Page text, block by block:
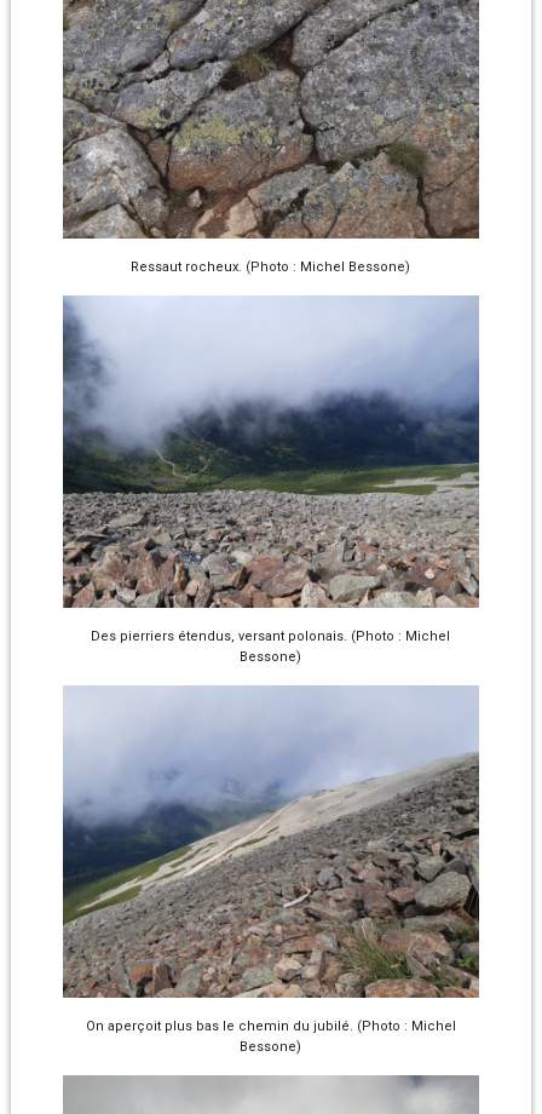
Ressaut rocheux. (Photo : Michel Bessone)
Des pierriers étendus, versant polonais. (Photo : Michel
Bessone)
On aperçoit plus bas le chemin du jubilé. (Photo : Michel
Bessone)